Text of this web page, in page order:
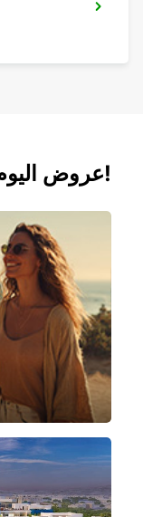
عروض اليوم لتأجير السيارات والفانات!